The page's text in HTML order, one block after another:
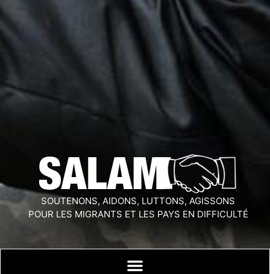
SOUTENONS, AIDONS, LUTTONS, AGISSONS
POUR LES MIGRANTS ET LES PAYS EN DIFFICULTÉ